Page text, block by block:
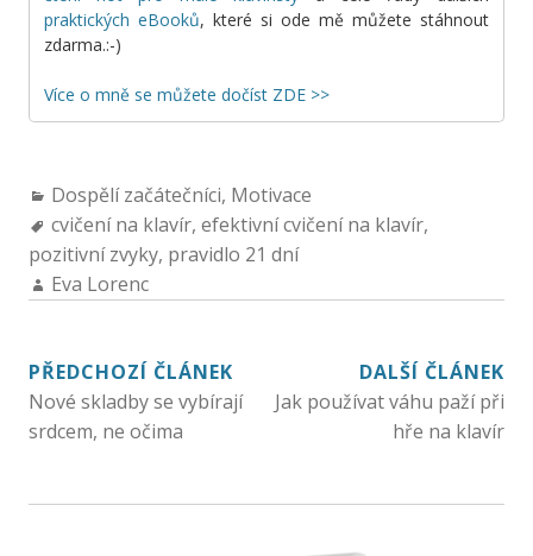
praktických eBooků, které si ode mě můžete stáhnout
zdarma.:-)
Více o mně se můžete dočíst ZDE >>
Dospělí začátečníci, Motivace
cvičení na klavír, efektivní cvičení na klavír,
pozitivní zvyky, pravidlo 21 dní
Eva Lorenc
PŘEDCHOZÍ ČLÁNEK
Nové skladby se vybírají
srdcem, ne očima
DALŠÍ ČLÁNEK
Jak používat váhu paží při
hře na klavír